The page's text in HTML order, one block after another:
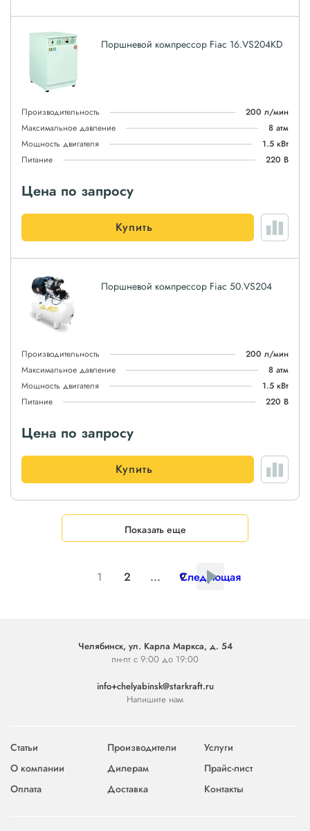
Поршневой компрессор Fiac 16.VS204KD
Производительность
200 л/мин
Максимальное давление
8 атм
Мощность двигателя
1.5 кВт
Питание
220 В
Цена по запросу
Купить
Поршневой компрессор Fiac 50.VS204
Производительность
200 л/мин
Максимальное давление
8 атм
Мощность двигателя
1.5 кВт
Питание
220 В
Цена по запросу
Купить
Показать еще
1 2 ... 9
Следующая
Челябинск, ул. Карла Маркса, д. 54
пн-пт с 9:00 до 19:00
info+chelyabinsk@starkraft.ru
Напишите нам
Статьи Производители
Услуги
О компании
Дилерам
Прайс-лист
Оплата
Доставка Контакты